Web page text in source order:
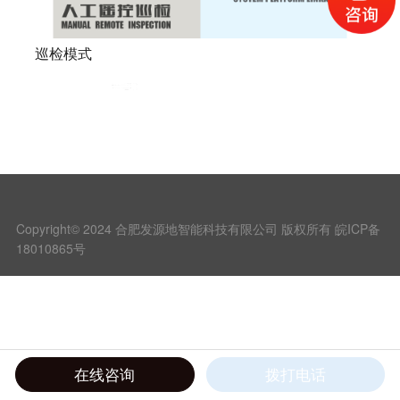
巡检模式
Copyright© 2024 合肥发源地智能科技有限公司 版权所有 皖ICP备
18010865号
在线咨询 拨打电话